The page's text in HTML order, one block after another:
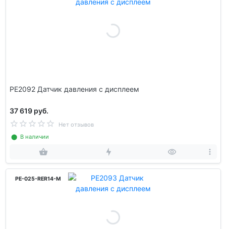
PE2092 Датчик давления с дисплеем
37 619 руб.
Нет отзывов
⬤ В наличии
PE-025-RER14-M